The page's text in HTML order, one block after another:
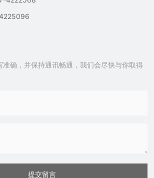
确，并保持通讯畅通，我们会尽快与你取得
提交留言